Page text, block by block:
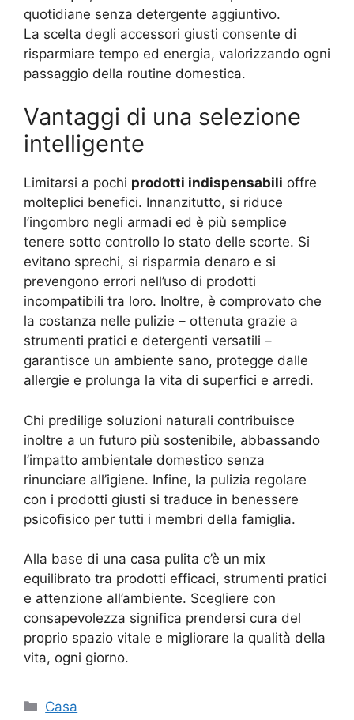
quotidiane senza detergente aggiuntivo.
La scelta degli accessori giusti consente di
risparmiare tempo ed energia, valorizzando ogni
passaggio della routine domestica.
Vantaggi di una selezione
intelligente
Limitarsi a pochi prodotti indispensabili offre
molteplici benefici. Innanzitutto, si riduce
l’ingombro negli armadi ed è più semplice
tenere sotto controllo lo stato delle scorte. Si
evitano sprechi, si risparmia denaro e si
prevengono errori nell’uso di prodotti
incompatibili tra loro. Inoltre, è comprovato che
la costanza nelle pulizie – ottenuta grazie a
strumenti pratici e detergenti versatili –
garantisce un ambiente sano, protegge dalle
allergie e prolunga la vita di superfici e arredi.
Chi predilige soluzioni naturali contribuisce
inoltre a un futuro più sostenibile, abbassando
l’impatto ambientale domestico senza
rinunciare all’igiene. Infine, la pulizia regolare
con i prodotti giusti si traduce in benessere
psicofisico per tutti i membri della famiglia.
Alla base di una casa pulita c’è un mix
equilibrato tra prodotti efficaci, strumenti pratici
e attenzione all’ambiente. Scegliere con
consapevolezza significa prendersi cura del
proprio spazio vitale e migliorare la qualità della
vita, ogni giorno.
Categorie
Casa